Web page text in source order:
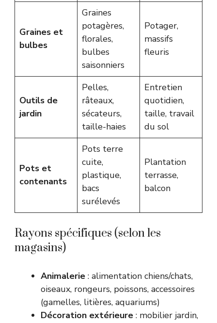
Graines et
bulbes
Graines
potagères,
florales,
bulbes
saisonniers
Potager,
massifs
fleuris
Outils de
jardin
Pelles,
râteaux,
sécateurs,
taille-haies
Entretien
quotidien,
taille, travail
du sol
Pots et
contenants
Pots terre
cuite,
plastique,
bacs
surélevés
Plantation
terrasse,
balcon
Rayons spécifiques (selon les
magasins)
Animalerie : alimentation chiens/chats,
oiseaux, rongeurs, poissons, accessoires
(gamelles, litières, aquariums)
Décoration extérieure : mobilier jardin,